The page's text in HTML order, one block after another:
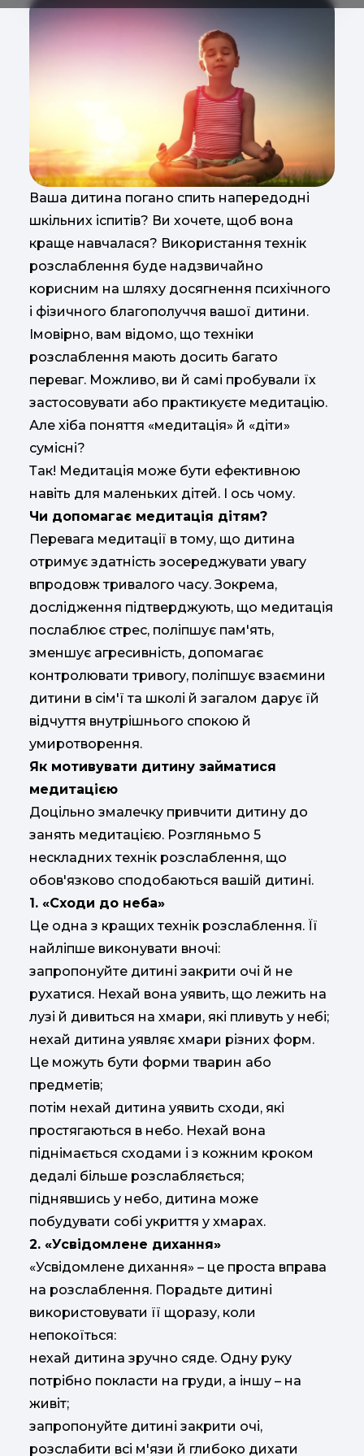
Ваша дитина погано спить напередодні
шкільних іспитів? Ви хочете, щоб вона
краще навчалася? Використання технік
розслаблення буде надзвичайно
корисним на шляху досягнення психічного
і фізичного благополуччя вашої дитини.
Імовірно, вам відомо, що техніки
розслаблення мають досить багато
переваг. Можливо, ви й самі пробували їх
застосовувати або практикуєте медитацію.
Але хіба поняття «медитація» й «діти»
сумісні?
Так! Медитація може бути ефективною
навіть для маленьких дітей. І ось чому.
Чи допомагає медитація дітям?
Перевага медитації в тому, що дитина
отримує здатність зосереджувати увагу
впродовж тривалого часу. Зокрема,
дослідження підтверджують, що медитація
послаблює стрес, поліпшує пам'ять,
зменшує агресивність, допомагає
контролювати тривогу, поліпшує взаємини
дитини в сім'ї та школі й загалом дарує їй
відчуття внутрішнього спокою й
умиротворення.
Як мотивувати дитину займатися
медитацією
Доцільно змалечку привчити дитину до
занять медитацією. Розгляньмо 5
нескладних технік розслаблення, що
обов'язково сподобаються вашій дитині.
1. «Сходи до неба»
Це одна з кращих технік розслаблення. Її
найліпше виконувати вночі:
запропонуйте дитині закрити очі й не
рухатися. Нехай вона уявить, що лежить на
лузі й дивиться на хмари, які пливуть у небі;
нехай дитина уявляє хмари різних форм.
Це можуть бути форми тварин або
предметів;
потім нехай дитина уявить сходи, які
простягаються в небо. Нехай вона
піднімається сходами і з кожним кроком
дедалі більше розслабляється;
піднявшись у небо, дитина може
побудувати собі укриття у хмарах.
2. «Усвідомлене дихання»
«Усвідомлене дихання» – це проста вправа
на розслаблення. Порадьте дитині
використовувати її щоразу, коли
непокоїться:
нехай дитина зручно сяде. Одну руку
потрібно покласти на груди, а іншу – на
живіт;
запропонуйте дитині закрити очі,
розслабити всі м'язи й глибоко дихати